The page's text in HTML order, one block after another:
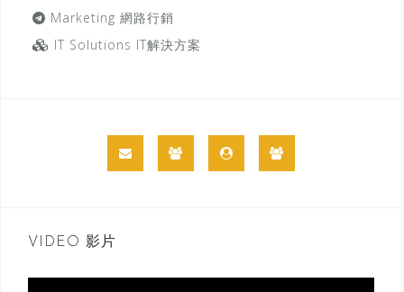
Marketing 網路行銷
IT Solutions IT解決方案
VIDEO 影片